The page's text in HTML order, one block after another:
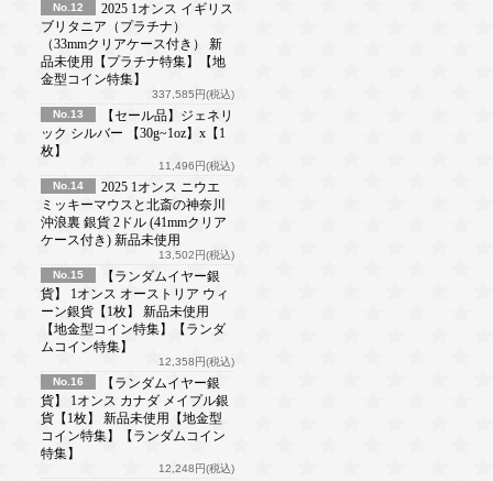
No.12
2025 1オンス イギリス
ブリタニア（プラチナ）
（33mmクリアケース付き） 新
品未使用【プラチナ特集】【地
金型コイン特集】
337,585円(税込)
No.13
【セール品】ジェネリ
ック シルバー 【30g~1oz】x【1
枚】
11,496円(税込)
No.14
2025 1オンス ニウエ
ミッキーマウスと北斎の神奈川
沖浪裏 銀貨 2ドル (41mmクリア
ケース付き) 新品未使用
13,502円(税込)
No.15
【ランダムイヤー銀
貨】 1オンス オーストリア ウィ
ーン銀貨【1枚】 新品未使用
【地金型コイン特集】【ランダ
ムコイン特集】
12,358円(税込)
No.16
【ランダムイヤー銀
貨】 1オンス カナダ メイプル銀
貨【1枚】 新品未使用【地金型
コイン特集】【ランダムコイン
特集】
12,248円(税込)